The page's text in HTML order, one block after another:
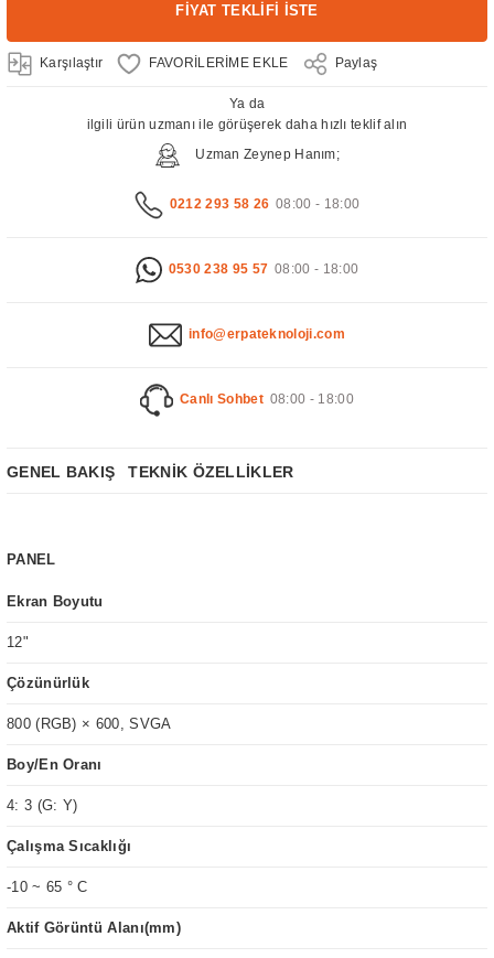
FİYAT TEKLİFİ İSTE
Karşılaştır Paylaş
Ya da
ilgili ürün uzmanı ile görüşerek daha hızlı teklif alın
Uzman Zeynep Hanım;
0212 293 58 26 08:00 - 18:00
0530 238 95 57 08:00 - 18:00
info@erpateknoloji.com
Canlı Sohbet 08:00 - 18:00
GENEL BAKIŞ TEKNİK ÖZELLİKLER
PANEL
Ekran Boyutu
12"
Çözünürlük
800 (RGB) × 600, SVGA
Boy/En Oranı
4: 3 (G: Y)
Çalışma Sıcaklığı
-10 ~ 65 ° C
Aktif Görüntü Alanı(mm)